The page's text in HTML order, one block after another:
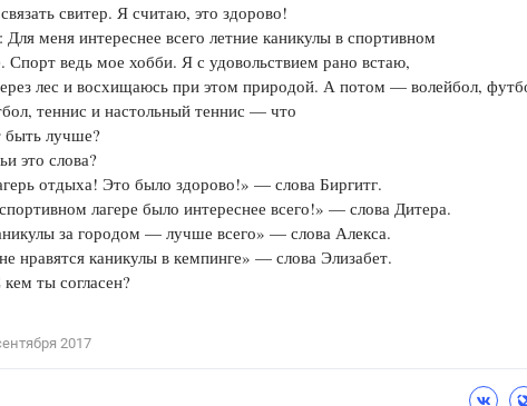
свитер. Я считаю, это здорово!
Для меня интереснее всего летние каникулы в спортивном
Спорт ведь мое хобби. Я с удовольствием рано встаю,
лес и восхищаюсь при этом природой. А потом — волейбол,
теннис и настольный теннис — что
лучше?
это слова?
отдыха! Это было здорово!» — слова Биргитг.
лагере было интереснее всего!» — слова Дитера.
за городом — лучше всего» — слова Алекса.
нравятся каникулы в кемпинге» — слова Элизабет.
ты согласен?
2017